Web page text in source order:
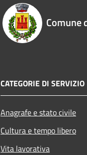
Comune
CATEGORIE DI SERVIZIO
Anagrafe e stato civile
Cultura e tempo libero
Vita lavorativa